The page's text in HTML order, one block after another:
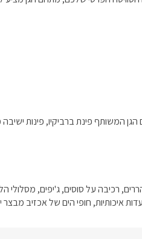
איכותיות, חופי הים של אכזיב מבצר